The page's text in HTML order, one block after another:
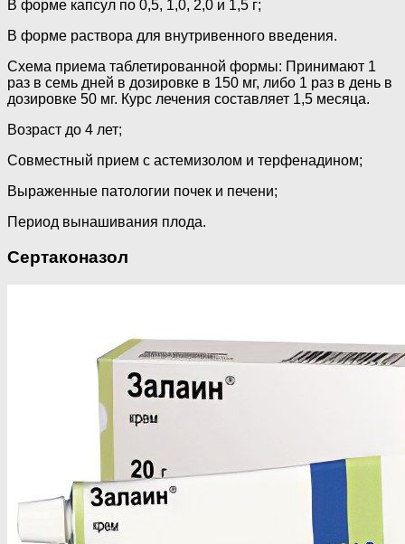
В форме капсул по 0,5, 1,0, 2,0 и 1,5 г;
В форме раствора для внутривенного введения.
Схема приема таблетированной формы: Принимают 1
раз в семь дней в дозировке в 150 мг, либо 1 раз в день в
дозировке 50 мг. Курс лечения составляет 1,5 месяца.
Возраст до 4 лет;
Совместный прием с астемизолом и терфенадином;
Выраженные патологии почек и печени;
Период вынашивания плода.
Сертаконазол